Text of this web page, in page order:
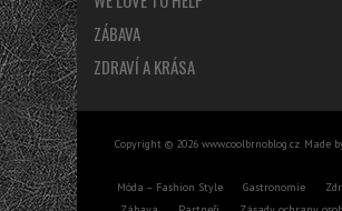
ZÁBAVA
ZDRAVÍ A KRÁSA
Copyright © 2026 www.coolbrnoblog.cz. Made
Móda – Fashion Style Gastronomie